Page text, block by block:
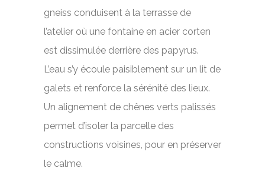
gneiss conduisent à la terrasse de
l’atelier où une fontaine en acier corten
est dissimulée derrière des papyrus.
L’eau s’y écoule paisiblement sur un lit de
galets et renforce la sérénité des lieux.
Un alignement de chênes verts palissés
permet d’isoler la parcelle des
constructions voisines, pour en préserver
le calme.